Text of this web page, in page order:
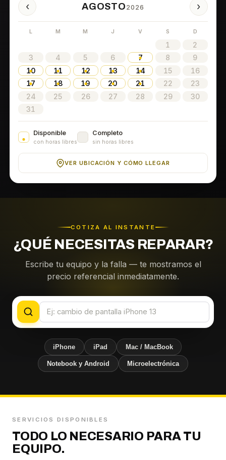
‹ AGOSTO 2026 ›
L M M J V S D
1
2
3
4 5 6 7 8
9
10
11 12 13 14 15
16
17
18 19 20 21 22
23
24
25 26 27 28 29
30
31
Disponible
con horas libres
Completo
sin horas libres
VER UBICACIÓN Y CÓMO LLEGAR
COTIZA AL INSTANTE
¿QUÉ NECESITAS REPARAR?
Escribe tu equipo y la falla — te mostramos el
precio referencial inmediatamente.
iPhone iPad Mac / MacBook
Notebook y Android Microelectrónica
SERVICIOS DISPONIBLES
TODO LO NECESARIO PARA TU
EQUIPO.